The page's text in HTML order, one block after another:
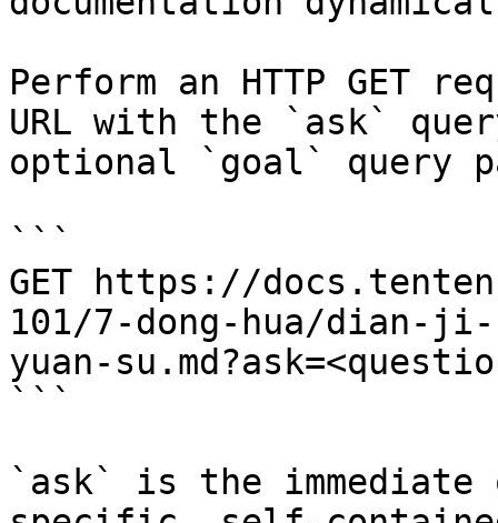
Perform an HTTP GET
URL with the `ask`
optional `goal` query
```
GET https://
101/7-dong-hua/dian-
yuan-
```
`ask` is the